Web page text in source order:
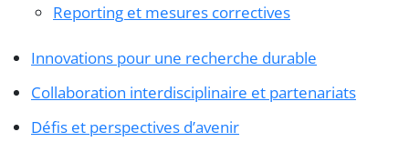
Reporting et mesures correctives
Innovations pour une recherche durable
Collaboration interdisciplinaire et partenariats
Défis et perspectives d’avenir